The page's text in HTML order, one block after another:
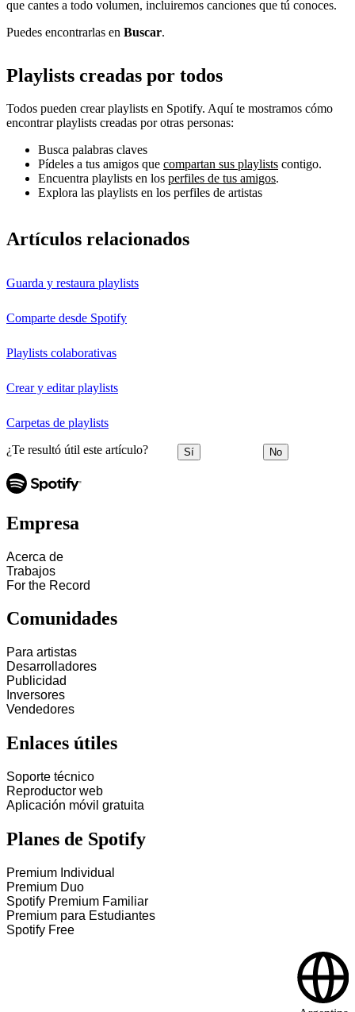
que cantes a todo volumen, incluiremos canciones que tú conoces.
Puedes encontrarlas en Buscar.
Playlists creadas por todos
Todos pueden crear playlists en Spotify. Aquí te mostramos cómo
encontrar playlists creadas por otras personas:
Busca palabras claves
Pídeles a tus amigos que compartan sus playlists contigo.
Encuentra playlists en los perfiles de tus amigos.
Explora las playlists en los perfiles de artistas
Artículos relacionados
Guarda y restaura playlists
Comparte desde Spotify
Playlists colaborativas
Crear y editar playlists
Carpetas de playlists
¿Te resultó útil este artículo? Sí No
Empresa
Acerca de
Trabajos
For the Record
Comunidades
Para artistas
Desarrolladores
Publicidad
Inversores
Vendedores
Enlaces útiles
Soporte técnico
Reproductor web
Aplicación móvil gratuita
Planes de Spotify
Premium Individual
Premium Duo
Spotify Premium Familiar
Premium para Estudiantes
Spotify Free